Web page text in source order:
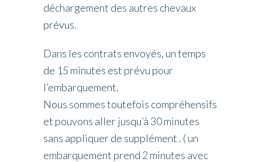
déchargement des autres chevaux
prévus.
Dans les contrats envoyés, un temps
de 15 minutes est prévu pour
l’embarquement.
Nous sommes toutefois compréhensifs
et pouvons aller jusqu’à 30 minutes
sans appliquer de supplément . ( un
embarquement prend 2 minutes avec